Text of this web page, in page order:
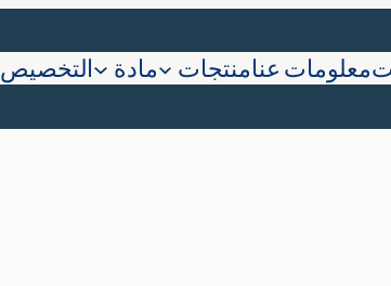
معلومات عنامنتجات مادة التخصيص